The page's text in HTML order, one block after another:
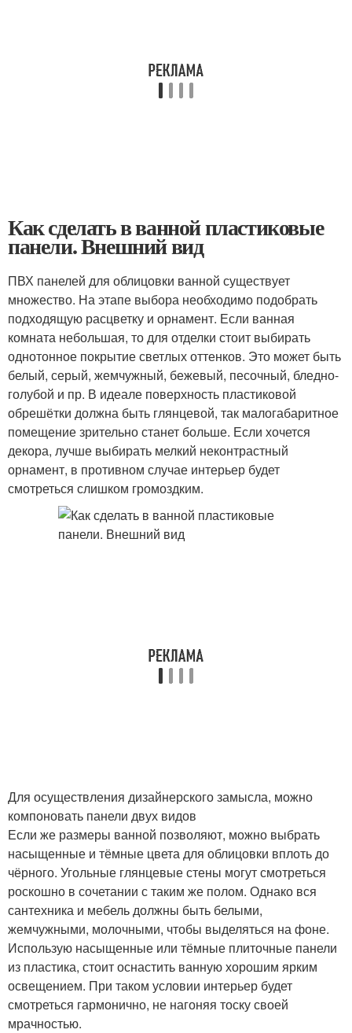
Как сделать в ванной пластиковые
панели. Внешний вид
ПВХ панелей для облицовки ванной существует
множество. На этапе выбора необходимо подобрать
подходящую расцветку и орнамент. Если ванная
комната небольшая, то для отделки стоит выбирать
однотонное покрытие светлых оттенков. Это может быть
белый, серый, жемчужный, бежевый, песочный, бледно-
голубой и пр. В идеале поверхность пластиковой
обрешётки должна быть глянцевой, так малогабаритное
помещение зрительно станет больше. Если хочется
декора, лучше выбирать мелкий неконтрастный
орнамент, в противном случае интерьер будет
смотреться слишком громоздким.
Для осуществления дизайнерского замысла, можно
компоновать панели двух видов
Если же размеры ванной позволяют, можно выбрать
насыщенные и тёмные цвета для облицовки вплоть до
чёрного. Угольные глянцевые стены могут смотреться
роскошно в сочетании с таким же полом. Однако вся
сантехника и мебель должны быть белыми,
жемчужными, молочными, чтобы выделяться на фоне.
Использую насыщенные или тёмные плиточные панели
из пластика, стоит оснастить ванную хорошим ярким
освещением. При таком условии интерьер будет
смотреться гармонично, не нагоняя тоску своей
мрачностью.